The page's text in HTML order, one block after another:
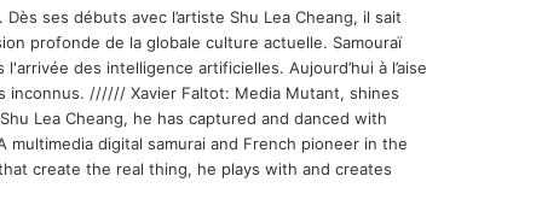
ses débuts avec l’artiste Shu Lea Cheang, il sait
profonde de la globale culture actuelle. Samouraï
des intelligence artificielles. Aujourd’hui à l’aise
inconnus. ////// Xavier Faltot: Media Mutant, shines
Lea Cheang, he has captured and danced with
digital samurai and French pioneer in the
create the real thing, he plays with and creates